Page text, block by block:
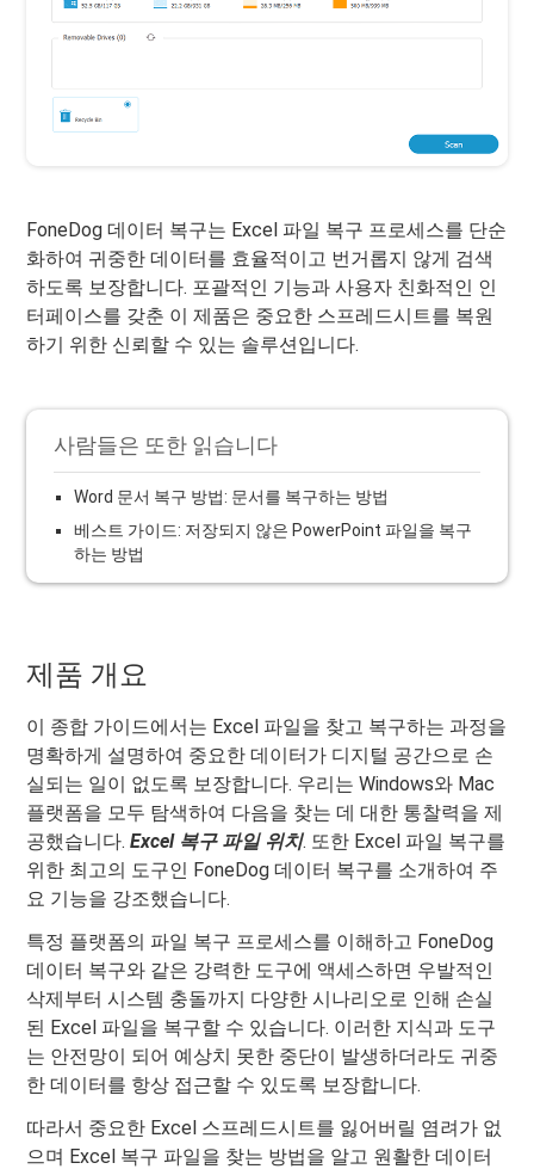
FoneDog 데이터 복구는 Excel 파일 복구 프로세스를 단순
화하여 귀중한 데이터를 효율적이고 번거롭지 않게 검색
하도록 보장합니다. 포괄적인 기능과 사용자 친화적인 인
터페이스를 갖춘 이 제품은 중요한 스프레드시트를 복원
하기 위한 신뢰할 수 있는 솔루션입니다.
사람들은 또한 읽습니다
Word 문서 복구 방법: 문서를 복구하는 방법
베스트 가이드: 저장되지 않은 PowerPoint 파일을 복구
하는 방법
제품 개요
이 종합 가이드에서는 Excel 파일을 찾고 복구하는 과정을
명확하게 설명하여 중요한 데이터가 디지털 공간으로 손
실되는 일이 없도록 보장합니다. 우리는 Windows와 Mac
플랫폼을 모두 탐색하여 다음을 찾는 데 대한 통찰력을 제
공했습니다.Excel 복구 파일 위치. 또한 Excel 파일 복구를
위한 최고의 도구인 FoneDog 데이터 복구를 소개하여 주
요 기능을 강조했습니다.
특정 플랫폼의 파일 복구 프로세스를 이해하고 FoneDog
데이터 복구와 같은 강력한 도구에 액세스하면 우발적인
삭제부터 시스템 충돌까지 다양한 시나리오로 인해 손실
된 Excel 파일을 복구할 수 있습니다. 이러한 지식과 도구
는 안전망이 되어 예상치 못한 중단이 발생하더라도 귀중
한 데이터를 항상 접근할 수 있도록 보장합니다.
따라서 중요한 Excel 스프레드시트를 잃어버릴 염려가 없
으며 Excel 복구 파일을 찾는 방법을 알고 원활한 데이터